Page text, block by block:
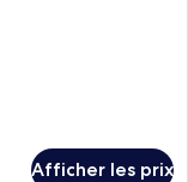
Afficher les prix